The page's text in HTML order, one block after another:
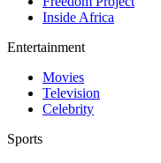
Inside Africa
Entertainment
Movies
Television
Celebrity
Sports